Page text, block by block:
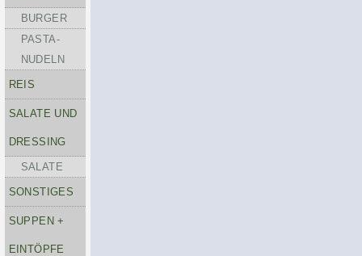
BURGER
PASTA-
NUDELN
REIS
SALATE UND
DRESSING
SALATE
SONSTIGES
SUPPEN +
EINTÖPFE